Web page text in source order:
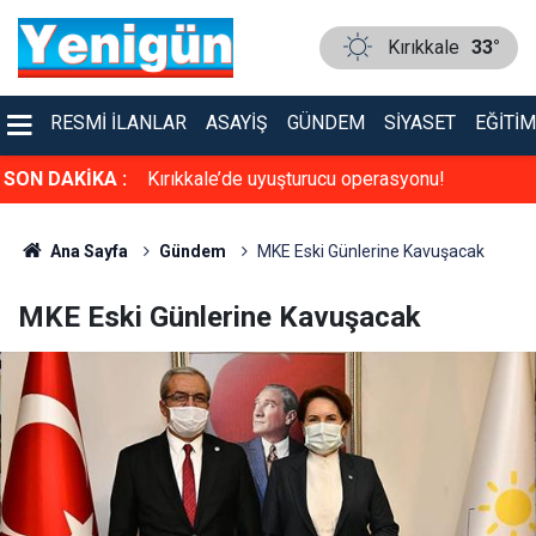
Kırıkkale 33°
RESMI İLANLAR ASAYIŞ GÜNDEM SIYASET EĞITIM
SON DAKİKA :
sinema keyfi Kırıkkale’de uyuşturucu operasyonu!
Ana Sayfa Gündem MKE Eski Günlerine Kavuşacak
MKE Eski Günlerine Kavuşacak